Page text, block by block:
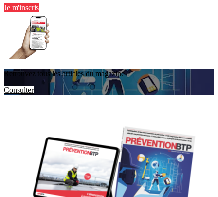
Je m'inscris
Retrouvez tous les articles du magazine
Consulter